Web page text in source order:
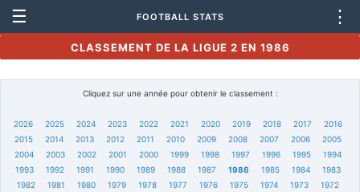
☰ FOOTBALL STATS ⋮
CLASSEMENT DE LA LIGUE 2 EN 1986
Cliquez sur une année pour obtenir le classement :
2026 2025 2024 2023 2022 2021 2020 2019 2018 2017
2016
2015
2014 2013 2012 2011 2010 2009 2008 2007 2006
2005
2004
2003 2002 2001 2000 1999 1998 1997 1996 1995
1994
1993
1992 1991 1990 1989 1988 1987 1986 1985 1984
1983
1982
1981 1980 1979 1978 1977 1976 1975 1974 1973
1972